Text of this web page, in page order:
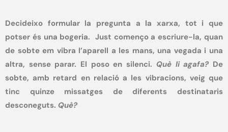
Decideixo formular la pregunta a la xarxa, tot i que
potser és una bogeria. Just començo a escriure-la, quan
de sobte em vibra l’aparell a les mans, una vegada i una
altra, sense parar. El poso en silenci. Què li agafa? De
sobte, amb retard en relació a les vibracions, veig que
tinc quinze missatges de diferents destinataris
desconeguts. Què?